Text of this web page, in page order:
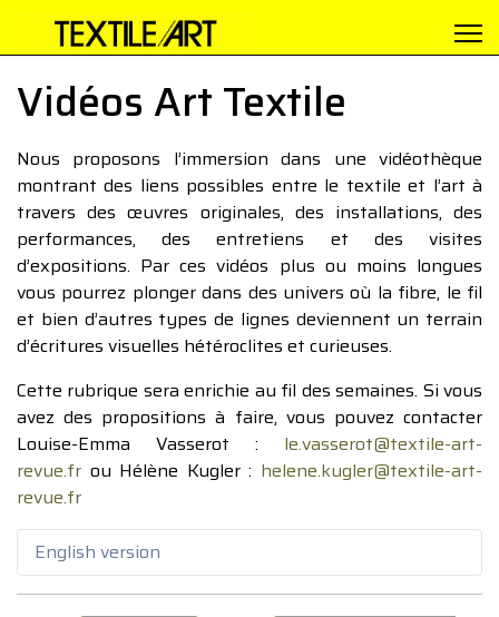
Vidéos Art Textile
Nous proposons l’immersion dans une vidéothèque
montrant des liens possibles entre le textile et l’art à
travers des œuvres originales, des installations, des
performances, des entretiens et des visites
d’expositions. Par ces vidéos plus ou moins longues
vous pourrez plonger dans des univers où la fibre, le fil
et bien d’autres types de lignes deviennent un terrain
d’écritures visuelles hétéroclites et curieuses.
Cette rubrique sera enrichie au fil des semaines. Si vous
avez des propositions à faire, vous pouvez contacter
Louise-Emma Vasserot : le.vasserot@textile-art-
revue.fr ou Hélène Kugler : helene.kugler@textile-art-
revue.fr
English version